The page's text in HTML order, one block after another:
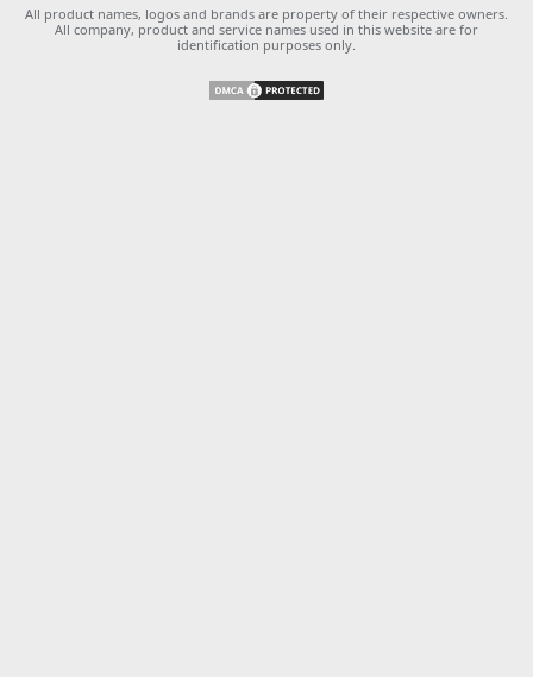
All product names, logos and brands are property of their respective owners.
All company, product and service names used in this website are for
identification purposes only.